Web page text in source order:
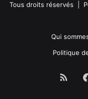
Tous droits réservés |
Qui
Politique
RSS